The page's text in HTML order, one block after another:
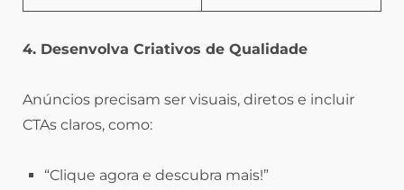
4. Desenvolva Criativos de Qualidade
Anúncios precisam ser visuais, diretos e incluir
CTAs claros, como:
“Clique agora e descubra mais!”